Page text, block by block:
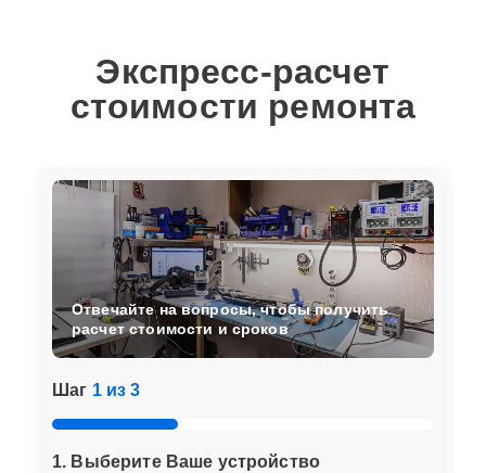
Экспресс-расчет
стоимости ремонта
Шаг 1 из 3
1. Выберите Ваше устройство
Отвечайте на вопросы, чтобы получить
расчет стоимости и сроков